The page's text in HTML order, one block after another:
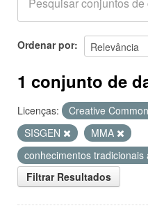
Ordenar por
1 conjunto de
Licenças: Creative
SISGEN
MMA
conhecimentos tradicionais
Filtrar Resultados